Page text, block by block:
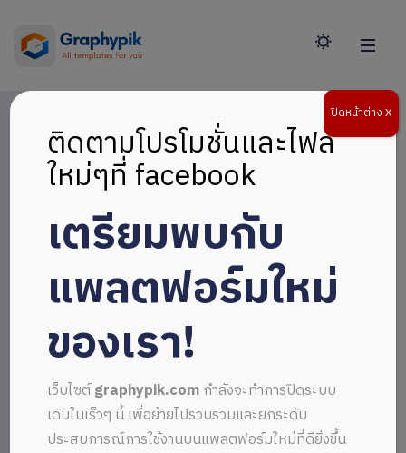
ติดตามโปรโมชั่นและไฟล์
ใหม่ๆที่ facebook
เตรียมพบกับ
แพลตฟอร์มใหม่
ของเรา!
เว็บไซต์graphypik.comกำลังจะทำการปิดระบบ
เดิมในเร็วๆ นี้ เพื่อย้ายไปรวบรวมและยกระดับ
ประสบการณ์การใช้งานบนแพลตฟอร์มใหม่ที่ดียิ่งขึ้น
ปิดหน้าต่าง X